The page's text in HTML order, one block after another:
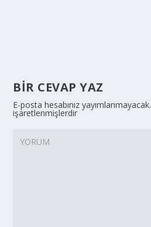
BIR CEVAP YAZ
E-posta hesabınız yayımlanmayacak.
işaretlenmişlerdir